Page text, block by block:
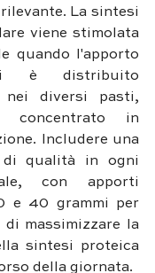
La sintesi
viene stimolata
quando l'apporto
è distribuito
nei diversi pasti,
concentrato in
Includere una
qualità in ogni
con apporti
e 40 grammi per
di massimizzare la
sintesi proteica
della giornata.